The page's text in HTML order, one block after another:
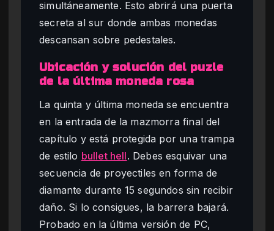
simultáneamente. Esto abrirá una puerta
secreta al sur donde ambas monedas
descansan sobre pedestales.
Ubicación y solución del puzle
de la última moneda rosa
La quinta y última moneda se encuentra
en la entrada de la mazmorra final del
capítulo y está protegida por una trampa
de estilo bullet hell. Debes esquivar una
secuencia de proyectiles en forma de
diamante durante 15 segundos sin recibir
daño. Si lo consigues, la barrera bajará.
Probado en la última versión de PC,